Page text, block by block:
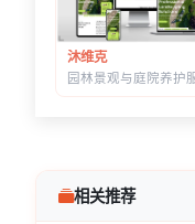
沐维克
相关推荐